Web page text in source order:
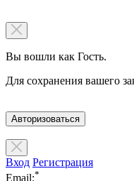
Вы вошли как Гость.
Для сохранения вашего
Авторизоваться
Вход Регистрация
Email:*